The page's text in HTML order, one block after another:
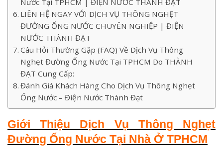
LIÊN HỆ NGAY VỚI DỊCH VỤ THÔNG NGHẸT
ĐƯỜNG ỐNG NƯỚC CHUYÊN NGHIỆP | ĐIỆN
NƯỚC THÀNH ĐẠT
Câu Hỏi Thường Gặp (FAQ) Về Dịch Vụ Thông
Nghẹt Đường Ống Nước Tại TPHCM Do THÀNH
ĐẠT Cung Cấp:
Đánh Giá Khách Hàng Cho Dịch Vụ Thông Nghẹt
Ống Nước – Điện Nước Thành Đạt
Giới Thiệu Dịch Vụ Thông Nghẹt
Đường Ống Nước Tại Nhà Ở TPHCM